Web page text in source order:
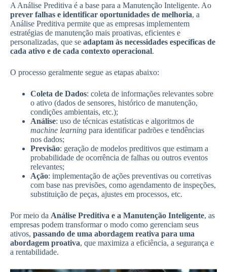
A Análise Preditiva é a base para a Manutenção Inteligente. Ao
prever falhas e identificar oportunidades de melhoria, a
Análise Preditiva permite que as empresas implementem
estratégias de manutenção mais proativas, eficientes e
personalizadas, que se adaptam às necessidades específicas de
cada ativo e de cada contexto operacional.
O processo geralmente segue as etapas abaixo:
Coleta de Dados: coleta de informações relevantes sobre
o ativo (dados de sensores, histórico de manutenção,
condições ambientais, etc.);
Análise: uso de técnicas estatísticas e algoritmos de
machine learning para identificar padrões e tendências
nos dados;
Previsão: geração de modelos preditivos que estimam a
probabilidade de ocorrência de falhas ou outros eventos
relevantes;
Ação: implementação de ações preventivas ou corretivas
com base nas previsões, como agendamento de inspeções,
substituição de peças, ajustes em processos, etc.
Por meio da Análise Preditiva e a Manutenção Inteligente, as
empresas podem transformar o modo como gerenciam seus
ativos, passando de uma abordagem reativa para uma
abordagem proativa, que maximiza a eficiência, a segurança e
a rentabilidade.